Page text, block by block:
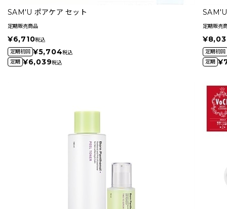
SAM'U ポアケア セット
定期販売商品
¥6,710税込
定期初回 ¥5,704税込
定期 ¥6,039税込
定期販売
定期初回
定期